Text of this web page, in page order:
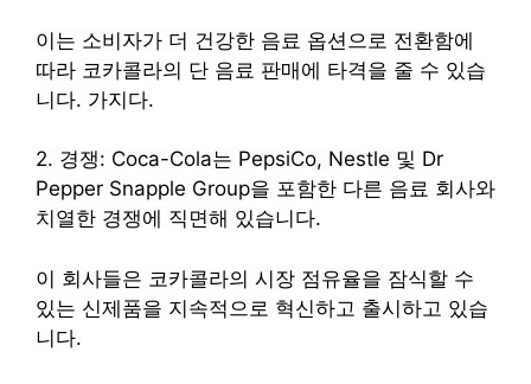
이는 소비자가 더 건강한 음료 옵션으로 전환함에
따라 코카콜라의 단 음료 판매에 타격을 줄 수 있습
니다. 가지다.
2. 경쟁: Coca-Cola는 PepsiCo, Nestle 및 Dr
Pepper Snapple Group을 포함한 다른 음료 회사와
치열한 경쟁에 직면해 있습니다.
이 회사들은 코카콜라의 시장 점유율을 잠식할 수
있는 신제품을 지속적으로 혁신하고 출시하고 있습
니다.